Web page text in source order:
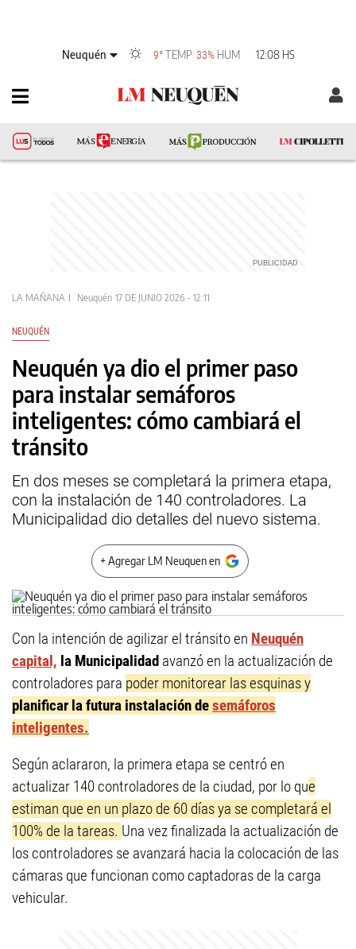
Neuquén 9° TEMP 33% HUM 12:08 HS
LA MAÑANA Neuquén 17 DE JUNIO 2026 - 12:11
NEUQUÉN
Neuquén ya dio el primer paso
para instalar semáforos
inteligentes: cómo cambiará el
tránsito
En dos meses se completará la primera etapa,
con la instalación de 140 controladores. La
Municipalidad dio detalles del nuevo sistema.
+ Agregar LM Neuquen en
Con la intención de agilizar el tránsito en Neuquén
capital, la Municipalidad avanzó en la actualización de
controladores para poder monitorear las esquinas y
planificar la futura instalación desemáforos
inteligentes.
Según aclararon, la primera etapa se centró en
actualizar 140 controladores de la ciudad, por lo que
estiman que en un plazo de 60 días ya se completará el
100% de la tareas. Una vez finalizada la actualización de
los controladores se avanzará hacia la colocación de las
cámaras que funcionan como captadoras de la carga
vehicular.